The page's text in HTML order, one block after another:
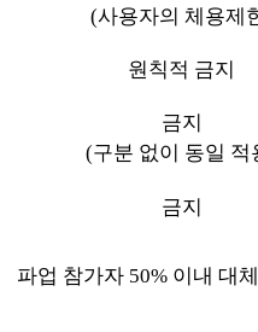
(사용자의 체용제
원칙적 금지
금지
(구분 없이 동일 적
금지
파업 참가자 50% 이내 대